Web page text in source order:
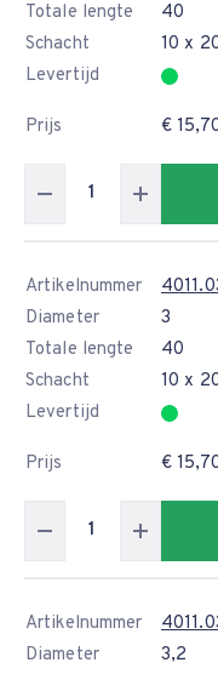
Totale lengte
40
Schacht
10 x
Levertijd
Prijs €
Artikelnummer
Diameter
3
Totale lengte
40
Schacht
10 x
Levertijd
Prijs €
Artikelnummer
Diameter
3,2